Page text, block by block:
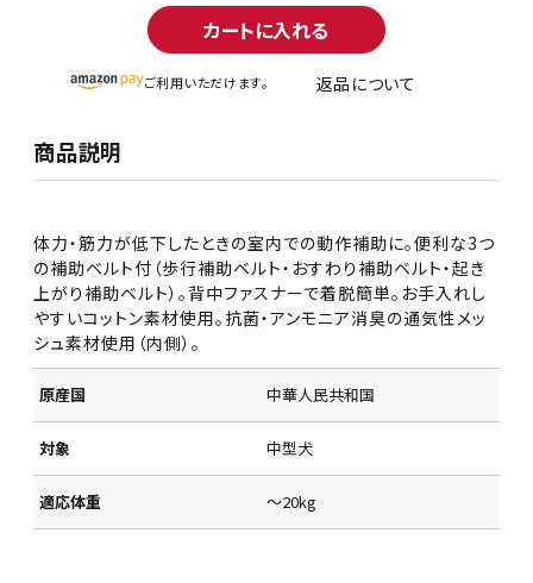
カートに入れる
ご利用いただけます。 返品について
商品説明
体力・筋力が低下したときの室内での動作補助に。便利な3つ
の補助ベルト付（歩行補助ベルト・おすわり補助ベルト・起き
上がり補助ベルト）。背中ファスナーで着脱簡単。お手入れし
やすいコットン素材使用。抗菌・アンモニア消臭の通気性メッ
シュ素材使用（内側）。
原産国 中華人民共和国
対象 中型犬
適応体重 ～20kg